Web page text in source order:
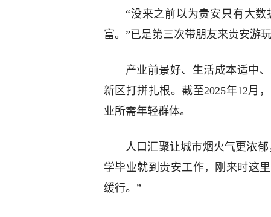
“没来之前以为贵安只有大
富。”已是第三次带朋友来贵安游
产业前景好、生活成本适中
新区打拼扎根。截至2025年12月
业所需年轻群体。
人口汇聚让城市烟火气更浓
学毕业就到贵安工作，刚来时这
缓行。”